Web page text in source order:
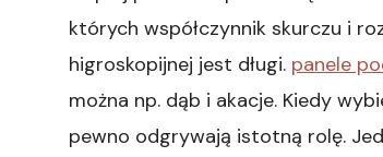
których współczynnik skurczu i
higroskopijnej jest długi. panele
można np. dąb i akacje. Kiedy
pewno odgrywają istotną rolę.